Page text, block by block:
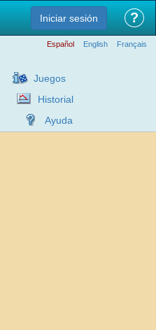
Iniciar sesión ?
Español English Français
Juegos
Historial
Ayuda